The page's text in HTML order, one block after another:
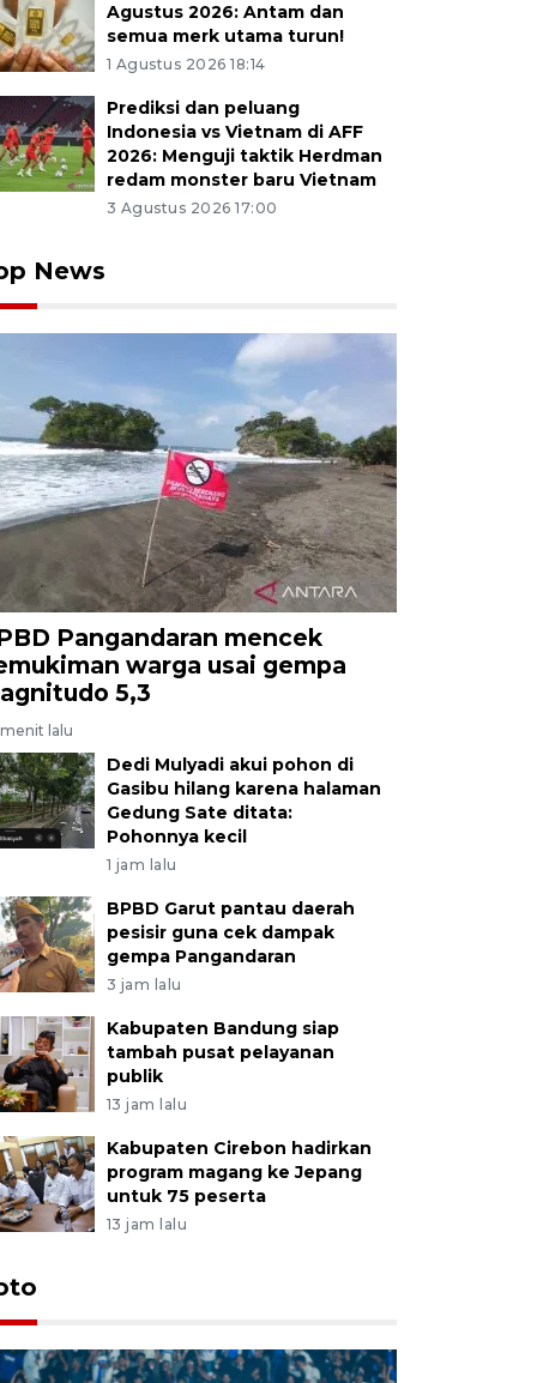
Agustus 2026: Antam dan
semua merk utama turun!
1 Agustus 2026 18:14
Prediksi dan peluang
Indonesia vs Vietnam di AFF
2026: Menguji taktik Herdman
redam monster baru Vietnam
3 Agustus 2026 17:00
News
Pangandaran mencek
warga usai gempa
5,3
lalu
Dedi Mulyadi akui pohon di
Gasibu hilang karena halaman
Gedung Sate ditata:
Pohonnya kecil
1 jam lalu
BPBD Garut pantau daerah
pesisir guna cek dampak
gempa Pangandaran
3 jam lalu
Kabupaten Bandung siap
tambah pusat pelayanan
publik
13 jam lalu
Kabupaten Cirebon hadirkan
program magang ke Jepang
untuk 75 peserta
13 jam lalu